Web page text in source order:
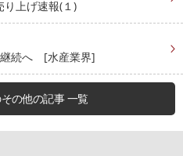
上げ速報(１)
継続へ [水産業界]
その他の記事 一覧